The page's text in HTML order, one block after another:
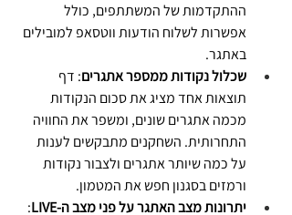
ההתקדמות של המשתתפים, כולל
אפשרות לשלוח הודעות ווטסאפ למובילים
באתגר.
שכלול נקודות ממספר אתגרים: דף
תוצאות אחד מציג את סכום הנקודות
מכמה אתגרים שונים, ומשפר את החוויה
התחרותית. השחקנים מתבקשים לענות
על כמה שיותר אתגרים ולצבור נקודות
ורמזים בסגנון חפש את המטמון.
יתרונות מצב האתגר על פני מצב ה-LIVE
: